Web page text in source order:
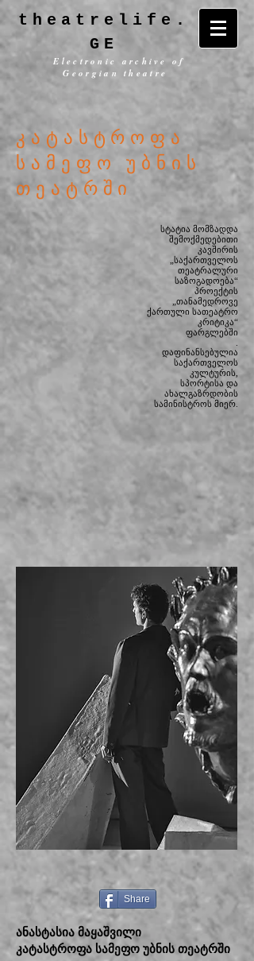
theatrelife.
GE
Electronic archive of
Georgian theatre
კატასტროფა
სამეფო უბნის
თეატრში
სტატია მომზადდა
შემოქმედებითი
კავშირის
„საქართველოს
თეატრალური
საზოგადოება“
პროექტის
„თანამედროვე
ქართული სათეატრო
კრიტიკა“
ფარგლებში
დაფინანსებულია
საქართველოს
კულტურის,
სპორტისა და
ახალგაზრდობის
სამინისტროს მიერ.
Share
ანასტასია მაყაშვილი
კატასტროფა სამეფო უბნის თეატრში